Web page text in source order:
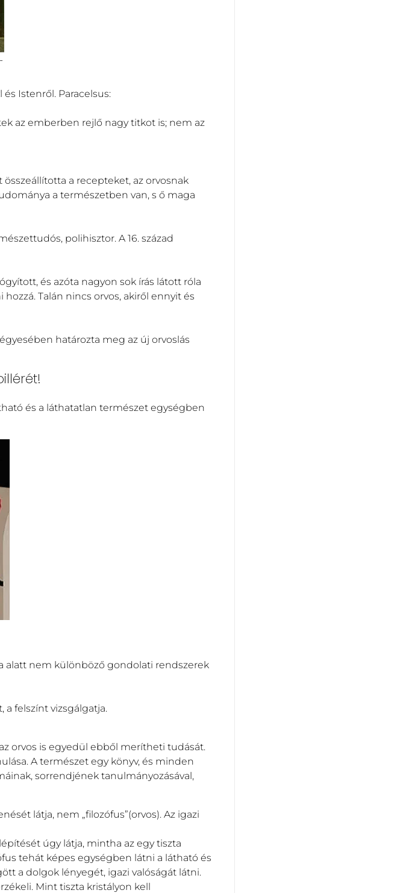
Istenről. Paracelsus:
az emberben rejlő nagy titkot is; nem az
a recepteket, az orvosnak
a természetben van, s ő maga
polihisztor. A 16. század
és azóta nagyon sok írás látott róla
Talán nincs orvos, akiről ennyit és
határozta meg az új orvoslás
és a láthatatlan természet egységben
alatt nem különböző gondolati rendszerek
felszínt vizsgálgatja.
orvos is egyedül ebből merítheti tudását.
A természet egy könyv, és minden
sorrendjének tanulmányozásával,
látja, nem „filozófus”(orvos). Az igazi
úgy látja, mintha az egy tiszta
tehát képes egységben látni a látható és
a dolgok lényegét, igazi valóságát látni.
Mint tiszta kristályon kell